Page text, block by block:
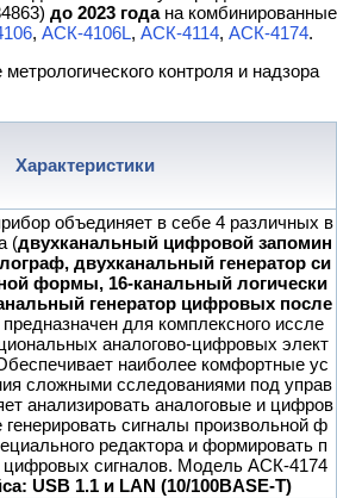
до 2023 годана комбинированные
, АСК-4106L, АСК-4114, АСК-4174.
контроля и надзора
Характеристики
объединяет в себе 4 различных в
(двухканальный цифровой запомин
двухканальный генератор си
формы, 16-канальный логически
генератор цифровых после
для комплексного иссле
аналогово-цифровых элект
наиболее комфортные ус
сложными сследованиями под управ
анализировать аналоговые и цифров
сигналы произвольной ф
редактора и формировать п
цифровых сигналов. Модель АСК-4174
USB 1.1 и LAN (10/100BASE-T)